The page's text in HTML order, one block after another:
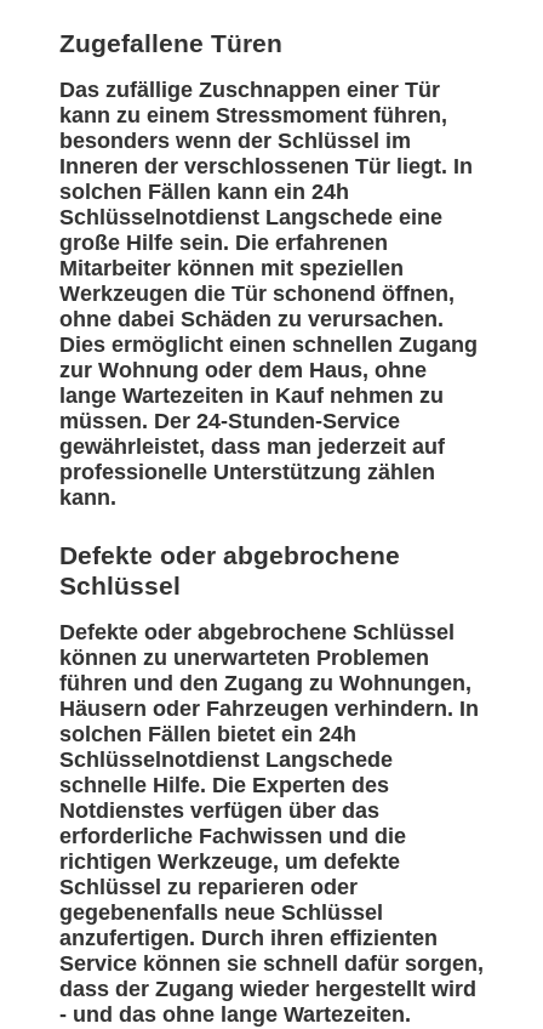
Zugefallene Türen
Das zufällige Zuschnappen einer Tür
kann zu einem Stressmoment führen,
besonders wenn der Schlüssel im
Inneren der verschlossenen Tür liegt. In
solchen Fällen kann ein 24h
Schlüsselnotdienst Langschede eine
große Hilfe sein. Die erfahrenen
Mitarbeiter können mit speziellen
Werkzeugen die Tür schonend öffnen,
ohne dabei Schäden zu verursachen.
Dies ermöglicht einen schnellen Zugang
zur Wohnung oder dem Haus, ohne
lange Wartezeiten in Kauf nehmen zu
müssen. Der 24-Stunden-Service
gewährleistet, dass man jederzeit auf
professionelle Unterstützung zählen
kann.
Defekte oder abgebrochene
Schlüssel
Defekte oder abgebrochene Schlüssel
können zu unerwarteten Problemen
führen und den Zugang zu Wohnungen,
Häusern oder Fahrzeugen verhindern. In
solchen Fällen bietet ein 24h
Schlüsselnotdienst Langschede
schnelle Hilfe. Die Experten des
Notdienstes verfügen über das
erforderliche Fachwissen und die
richtigen Werkzeuge, um defekte
Schlüssel zu reparieren oder
gegebenenfalls neue Schlüssel
anzufertigen. Durch ihren effizienten
Service können sie schnell dafür sorgen,
dass der Zugang wieder hergestellt wird
- und das ohne lange Wartezeiten.